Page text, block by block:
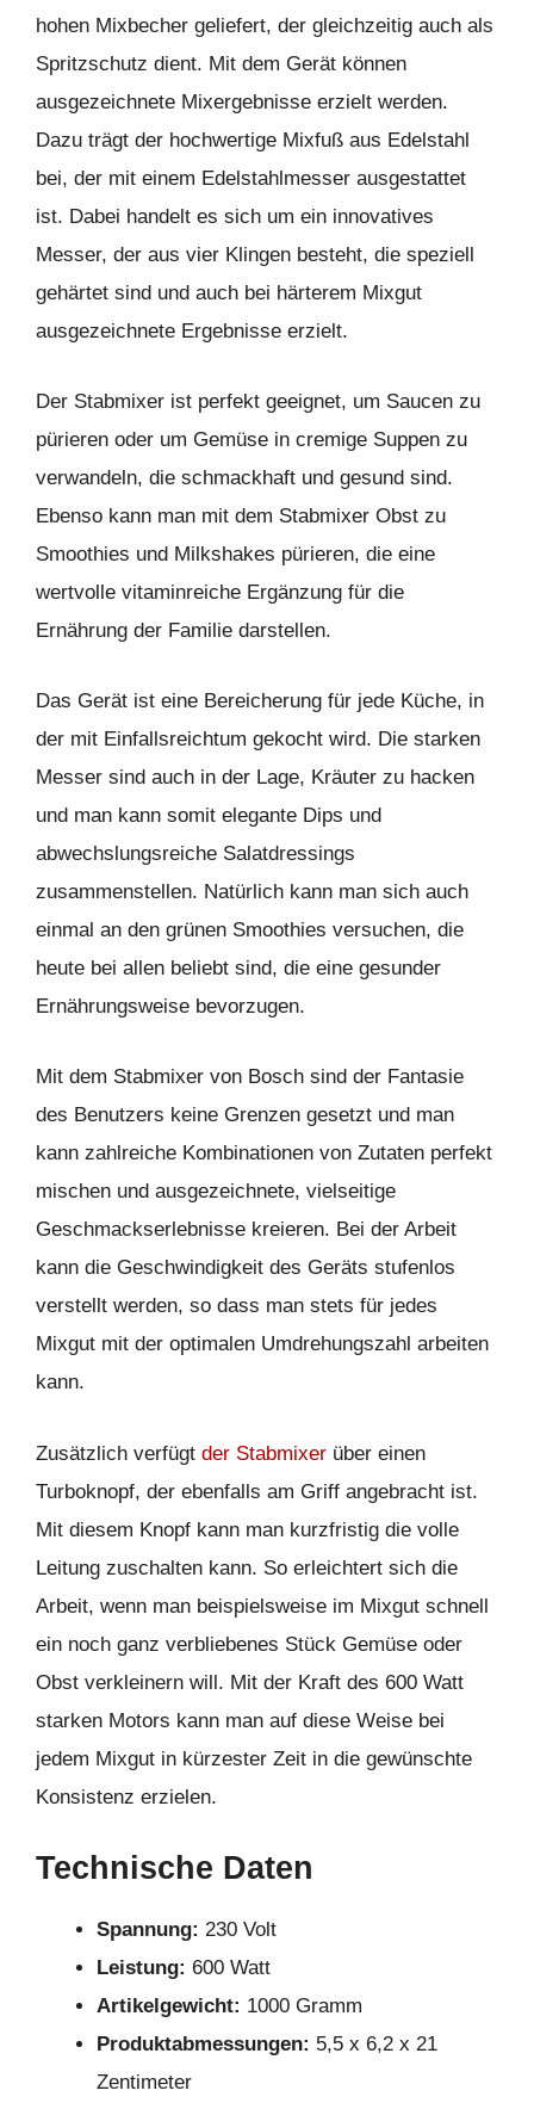
hohen Mixbecher geliefert, der gleichzeitig auch als
Spritzschutz dient. Mit dem Gerät können
ausgezeichnete Mixergebnisse erzielt werden.
Dazu trägt der hochwertige Mixfuß aus Edelstahl
bei, der mit einem Edelstahlmesser ausgestattet
ist. Dabei handelt es sich um ein innovatives
Messer, der aus vier Klingen besteht, die speziell
gehärtet sind und auch bei härterem Mixgut
ausgezeichnete Ergebnisse erzielt.
Der Stabmixer ist perfekt geeignet, um Saucen zu
pürieren oder um Gemüse in cremige Suppen zu
verwandeln, die schmackhaft und gesund sind.
Ebenso kann man mit dem Stabmixer Obst zu
Smoothies und Milkshakes pürieren, die eine
wertvolle vitaminreiche Ergänzung für die
Ernährung der Familie darstellen.
Das Gerät ist eine Bereicherung für jede Küche, in
der mit Einfallsreichtum gekocht wird. Die starken
Messer sind auch in der Lage, Kräuter zu hacken
und man kann somit elegante Dips und
abwechslungsreiche Salatdressings
zusammenstellen. Natürlich kann man sich auch
einmal an den grünen Smoothies versuchen, die
heute bei allen beliebt sind, die eine gesunder
Ernährungsweise bevorzugen.
Mit dem Stabmixer von Bosch sind der Fantasie
des Benutzers keine Grenzen gesetzt und man
kann zahlreiche Kombinationen von Zutaten perfekt
mischen und ausgezeichnete, vielseitige
Geschmackserlebnisse kreieren. Bei der Arbeit
kann die Geschwindigkeit des Geräts stufenlos
verstellt werden, so dass man stets für jedes
Mixgut mit der optimalen Umdrehungszahl arbeiten
kann.
Zusätzlich verfügt der Stabmixer über einen
Turboknopf, der ebenfalls am Griff angebracht ist.
Mit diesem Knopf kann man kurzfristig die volle
Leitung zuschalten kann. So erleichtert sich die
Arbeit, wenn man beispielsweise im Mixgut schnell
ein noch ganz verbliebenes Stück Gemüse oder
Obst verkleinern will. Mit der Kraft des 600 Watt
starken Motors kann man auf diese Weise bei
jedem Mixgut in kürzester Zeit in die gewünschte
Konsistenz erzielen.
Technische Daten
Spannung: 230 Volt
Leistung: 600 Watt
Artikelgewicht: 1000 Gramm
Produktabmessungen: 5,5 x 6,2 x 21
Zentimeter